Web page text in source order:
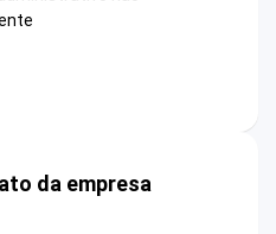
da empresa